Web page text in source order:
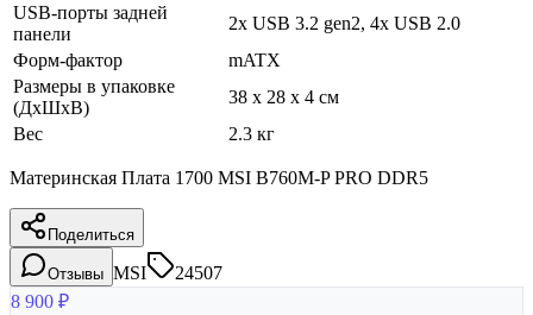
USB-порты задней
панели
2x USB 3.2 gen2, 4x USB 2.0
Форм-фактор
mATX
Размеры в упаковке
(ДхШхВ)
38 x 28 x 4 см
Вес
2.3 кг
Материнская Плата 1700 MSI B760M-P PRO DDR5
Поделиться
Отзывы MSI
24507
8 900 ₽